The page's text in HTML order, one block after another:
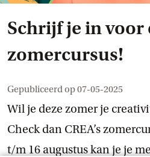
Schrijf je in voor
zomercursus!
Gepubliceerd op07-05-2025
Wil je deze zomer je
Check dan CREA’s
t/m 16 augustus kan je je